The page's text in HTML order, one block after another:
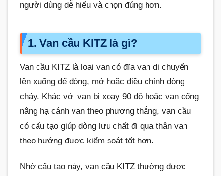
người dùng dễ hiểu và chọn đúng hơn.
1. Van cầu KITZ là gì?
Van cầu KITZ là loại van có đĩa van di chuyển
lên xuống để đóng, mở hoặc điều chỉnh dòng
chảy. Khác với van bi xoay 90 độ hoặc van cổng
nâng hạ cánh van theo phương thẳng, van cầu
có cấu tạo giúp dòng lưu chất đi qua thân van
theo hướng được kiểm soát tốt hơn.
Nhờ cấu tạo này, van cầu KITZ thường được